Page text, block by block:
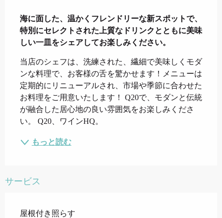
海に面した、温かくフレンドリーな新スポットで、
特別にセレクトされた上質なドリンクとともに美味
しい一皿をシェアしてお楽しみください。
当店のシェフは、洗練された、繊細で美味しくモダ
ンな料理で、お客様の舌を驚かせます！メニューは
定期的にリニューアルされ、市場や季節に合わせた
お料理をご用意いたします！ Q20で、モダンと伝統
が融合した居心地の良い雰囲気をお楽しみくださ
い。 Q20、ワインHQ。
もっと読む
サービス
屋根付き照らす